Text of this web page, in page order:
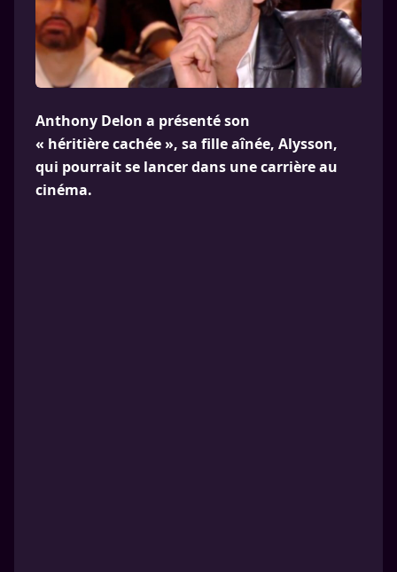
Anthony Delon a présenté son
« héritière cachée », sa fille aînée, Alysson,
qui pourrait se lancer dans une carrière au
cinéma.